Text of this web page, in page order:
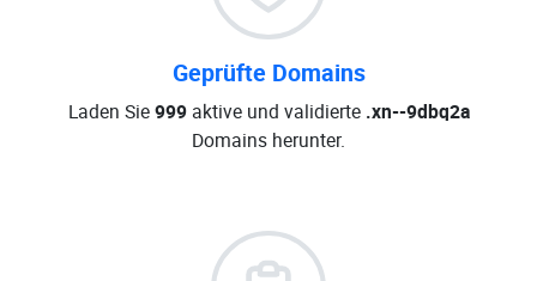
Geprüfte Domains
Laden Sie999aktive und validierte .xn--9dbq2a
Domains herunter.